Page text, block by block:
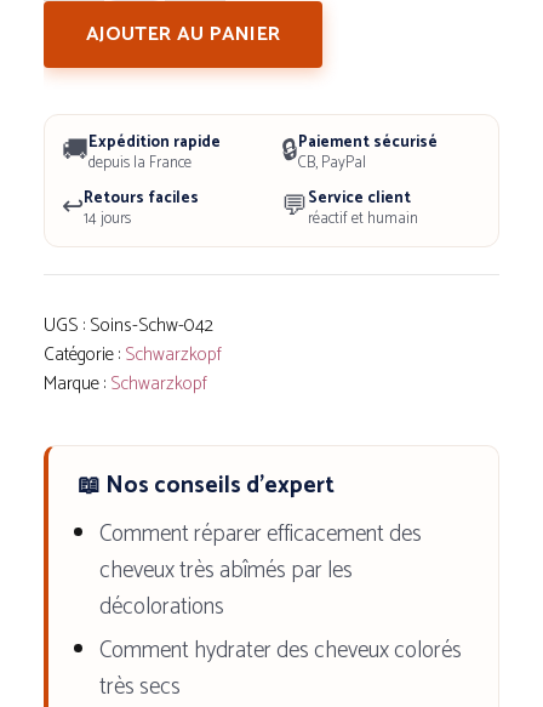
de
Soin
Express
Secondes
-
Color
et
Éclat
pour
Colorés
AJOUTER AU PANIER
🚚Expédition rapide
depuis la France
🔒Paiement sécurisé
CB, PayPal
↩️Retours faciles
14 jours
💬Service client
réactif et humain
UGS : Soins-Schw-042
Catégorie : Schwarzkopf
Marque : Schwarzkopf
📖 Nos conseils d'expert
Comment réparer efficacement des
cheveux très abîmés par les
décolorations
Comment hydrater des cheveux colorés
très secs